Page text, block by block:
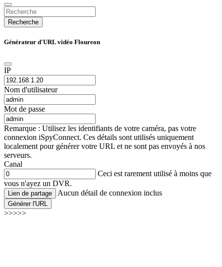
Recherche
Générateur d'URL vidéo Floureon
IP
Nom d'utilisateur
Mot de passe
Remarque : Utilisez les identifiants de votre caméra, pas votre
connexion iSpyConnect. Ces détails sont utilisés uniquement
localement pour générer votre URL et ne sont pas envoyés à nos
serveurs.
Canal
Ceci est rarement utilisé à moins que
vous n'ayez un DVR.
Lien de partage Aucun détail de connexion inclus
Générer l'URL
>>>>>